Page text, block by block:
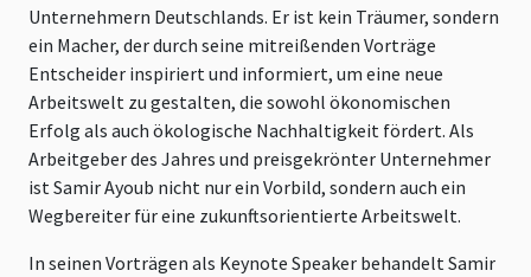
Unternehmern Deutschlands. Er ist kein Träumer, sondern
ein Macher, der durch seine mitreißenden Vorträge
Entscheider inspiriert und informiert, um eine neue
Arbeitswelt zu gestalten, die sowohl ökonomischen
Erfolg als auch ökologische Nachhaltigkeit fördert. Als
Arbeitgeber des Jahres und preisgekrönter Unternehmer
ist Samir Ayoub nicht nur ein Vorbild, sondern auch ein
Wegbereiter für eine zukunftsorientierte Arbeitswelt.
In seinen Vorträgen als Keynote Speaker behandelt Samir